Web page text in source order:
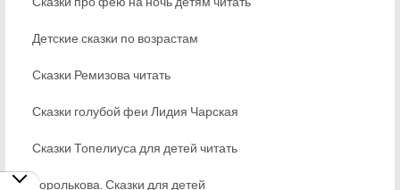
Детские сказки по возрастам
Сказки Ремизова читать
Сказки голубой феи Лидия Чарская
Сказки Топелиуса для детей читать
Королькова. Сказки для детей